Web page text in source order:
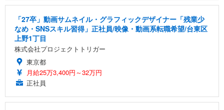
「27卒」動画サムネイル・グラフィックデザイナー「残業少
なめ・SNSスキル習得」正社員/映像・動画系転職希望/台東区
上野1丁目
株式会社プロジェクトトリガー
東京都
月給25万3,400円～32万円
正社員